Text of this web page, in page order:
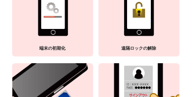
端末の初期化 遠隔ロックの解除